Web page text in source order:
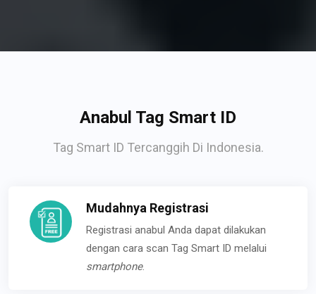
Anabul Tag Smart ID
Tag Smart ID Tercanggih Di Indonesia.
Mudahnya Registrasi
Registrasi anabul Anda dapat dilakukan
dengan cara scan Tag Smart ID melalui
smartphone.